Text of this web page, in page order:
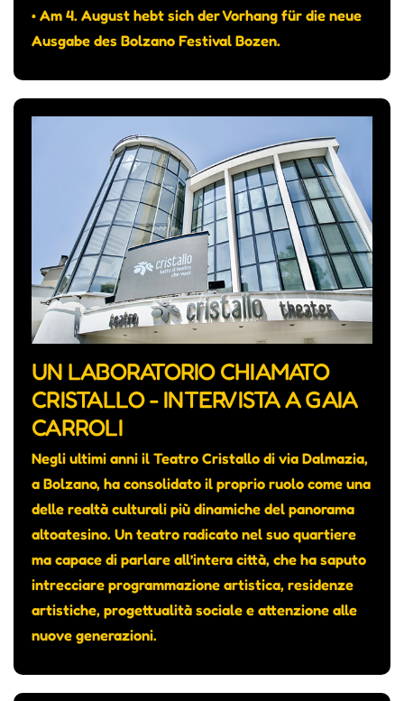
• Am 4. August hebt sich der Vorhang für die neue
Ausgabe des Bolzano Festival Bozen.
UN LABORATORIO CHIAMATO
CRISTALLO - INTERVISTA A GAIA
CARROLI
Negli ultimi anni il Teatro Cristallo di via Dalmazia,
a Bolzano, ha consolidato il proprio ruolo come una
delle realtà culturali più dinamiche del panorama
altoatesino. Un teatro radicato nel suo quartiere
ma capace di parlare all’intera città, che ha saputo
intrecciare programmazione artistica, residenze
artistiche, progettualità sociale e attenzione alle
nuove generazioni.